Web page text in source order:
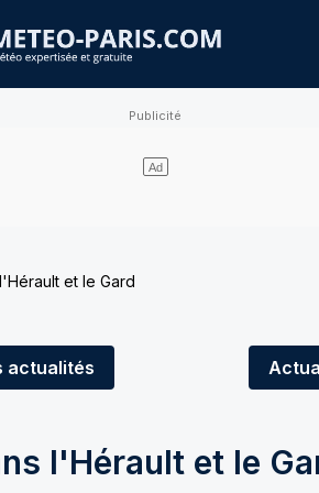
et le Gard
actualités
l'Hérault et le